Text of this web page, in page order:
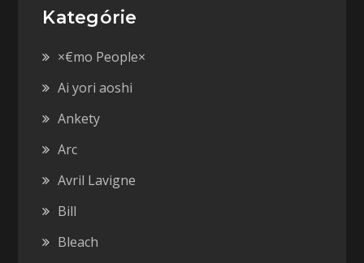
Kategórie
×€mo People×
Ai yori aoshi
Ankety
Arc
Avril Lavigne
Bill
Bleach